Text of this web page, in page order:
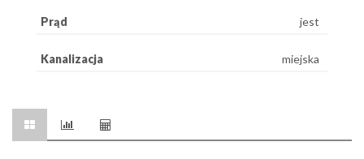
Prąd jest
Kanalizacja miejska